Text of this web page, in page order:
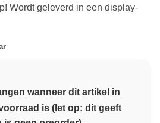
Wordt geleverd in een display-
wanneer dit artikel in
is (let op: dit geeft